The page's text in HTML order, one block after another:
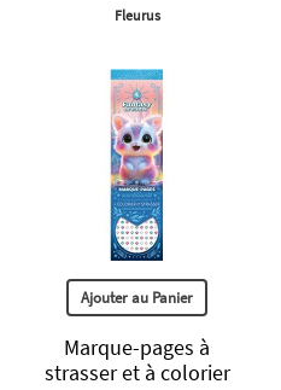
Fleurus
Ajouter au Panier
Marque-pages à
strasser et à colorier